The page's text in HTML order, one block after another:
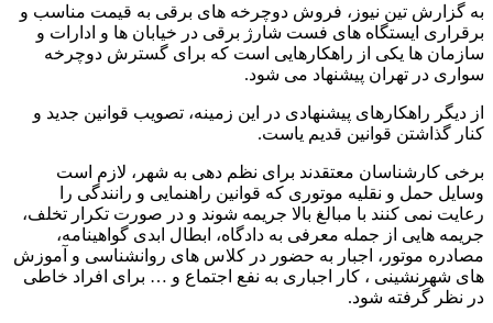
به گزارش تین نیوز، فروش دوچرخه های برقی به قیمت مناسب و
برقراری ایستگاه های فست شارژ برقی در خیابان ها و ادارات و
سازمان ها یکی از راهکارهایی است که برای گسترش دوچرخه
سواری در تهران پیشنهاد می شود.
از دیگر راهکارهای پیشنهادی در این زمینه، تصویب قوانین جدید و
کنار گذاشتن قوانین قدیم یاست.
برخی کارشناسان معتقدند برای نظم دهی به شهر، لازم است
وسایل حمل و نقلیه موتوری که قوانین راهنمایی و رانندگی را
رعایت نمی کنند با مبالغ بالا جریمه شوند و در صورت تکرار تخلف،
جریمه هایی از جمله معرفی به دادگاه، ابطال ابدی گواهینامه،
مصادره موتور، اجبار به حضور در کلاس های روانشناسی و آموزش
های شهرنشینی ، کار اجباری به نفع اجتماع و … برای افراد خاطی
در نظر گرفته شود.